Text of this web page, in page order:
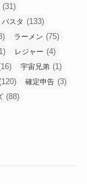
(31)
パスタ (133)
ラーメン (75)
レジャー (4)
宇宙兄弟 (1)
確定申告 (3)
(88)